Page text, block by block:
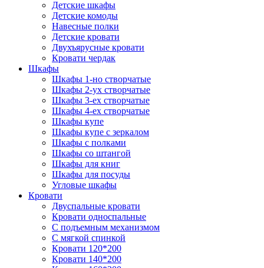
Детские шкафы
Детские комоды
Навесные полки
Детские кровати
Двухъярусные кровати
Кровати чердак
Шкафы
Шкафы 1-но створчатые
Шкафы 2-ух створчатые
Шкафы 3-ех створчатые
Шкафы 4-ех створчатые
Шкафы купе
Шкафы купе с зеркалом
Шкафы с полками
Шкафы со штангой
Шкафы для книг
Шкафы для посуды
Угловые шкафы
Кровати
Двуспальные кровати
Кровати односпальные
С подъемным механизмом
С мягкой спинкой
Кровати 120*200
Кровати 140*200